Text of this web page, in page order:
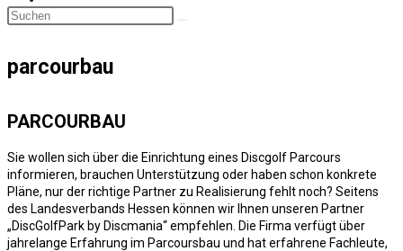
parcourbau
PARCOURBAU
Sie wollen sich über die Einrichtung eines Discgolf Parcours
informieren, brauchen Unterstützung oder haben schon konkrete
Pläne, nur der richtige Partner zu Realisierung fehlt noch? Seitens
des Landesverbands Hessen können wir Ihnen unseren Partner
„DiscGolfPark by Discmania“ empfehlen. Die Firma verfügt über
jahrelange Erfahrung im Parcoursbau und hat erfahrene Fachleute,